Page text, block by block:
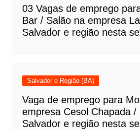
03 Vagas de emprego
Bar / Salão na empresa
Salvador e região nesta
Salvador e Região (BA)
Vaga de emprego para
empresa Cesol Chapada /
Salvador e região nesta